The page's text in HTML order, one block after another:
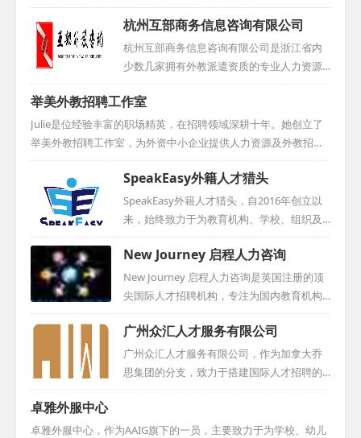
杭州互部商务信息咨询有限公司
杭州互部商务信息咨询有限公司是浙江省内
少数几家拥有外教派遣资质的专业人力资源
机构，核心业务涵盖外教推荐、代招、派遣
及签证代理。目前，我们的服务已遍布全
国，并延伸至海外，如加拿大、英国和南非
等地均设有办事处。...
举美外教招聘工作室
Julie是位经验丰富的职场精英，在招聘领域深耕十年。她创立了
举美外教招聘工作室，为外资中小企业提供人力资源及外教招聘
的专业咨询。此前，她加入美国各州在华中心，为欲入华的美国
企业招聘人才。她还曾服务于荷兰的International Top Talent，
担任项目经理，为荷兰机构和企业招募中国人才。Julie还曾在Sta
nton Chase担任总监，并在美国凤凰城的私募基金工作。她还曾
在可口可乐中国总部负责策略采购，早期在德国工业公司工作，
并在上海财经大学教授英语。Julie毕业于美国雷鸟全球管理学
院，并持有华东师...
SpeakEasy外籍人才猎头
SpeakEasy外籍人才猎头，自2016年创立以
来，始终致力于为教育机构、学校、组织及
个人提供全面的人力与教育资源咨询服务。
团队骨干成员在国际教育领域深耕细作，拥
有超过十年的丰富经验，并建立了广泛的外
籍教师资源及招聘网络。尽管成立时间尚
短，但凭借卓越的信誉和专业的服务，思悦
教育已赢得了众多知名机构与个人的青睐，
包括新东方、华尔街、流利英语、芝麻街英
语等，并与他们签订了长期服务协议。我们
创美好未来。...
New Journey 启程人力咨询
New Journey 启程人力咨询是英国注册的顶
尖国际人才招聘机构，专注为国内教育机构
提供国际人才招聘方案，并搭建与英国优质
教育资源的桥梁。服务涵盖人力资源招聘、
签证办理及材料审核，致力于中英文化交流
推广。通过广告宣传、社交媒体和网站等，
实时更新招聘信息，并在英国主流招聘平台
广州众汇人才服务有限公司
广州众汇人才服务有限公司，作为加拿大乔
思集团的分支，致力于搭建国际人才招聘的
一站式平台。公司承袭乔思教育集团的核心
签证办理、入境指导等全链条定制化服务。
卓雅外服中心
卓雅外服中心，作为AAIG旗下的一员，主要致力于为学校、幼儿